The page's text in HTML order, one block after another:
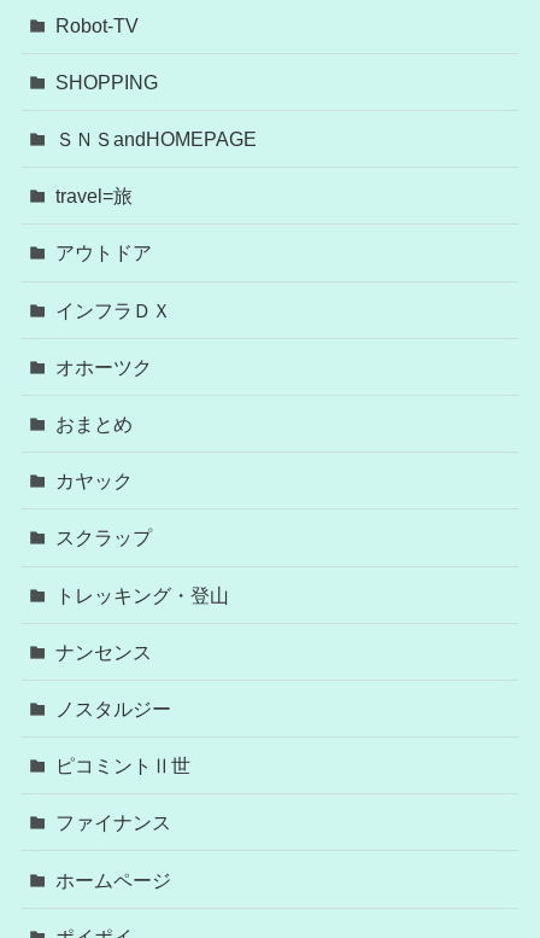
Robot-TV
SHOPPING
ＳＮＳandHOMEPAGE
travel=旅
アウトドア
インフラＤＸ
オホーツク
おまとめ
カヤック
スクラップ
トレッキング・登山
ナンセンス
ノスタルジー
ピコミントⅡ世
ファイナンス
ホームページ